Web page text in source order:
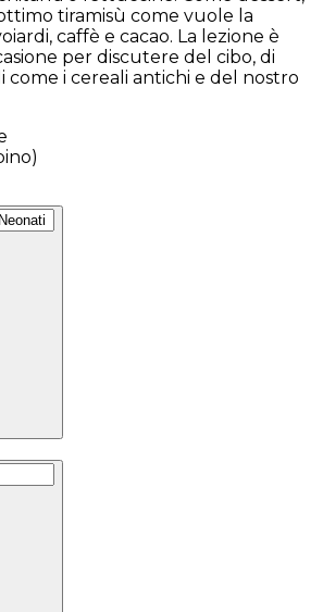
tiramisù come vuole la
caffè e cacao. La lezione è
per discutere del cibo, di
come i cereali antichi e del nostro
)